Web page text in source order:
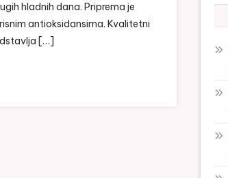
hladnih dana. Priprema je
antioksidansima. Kvalitetni
[…]